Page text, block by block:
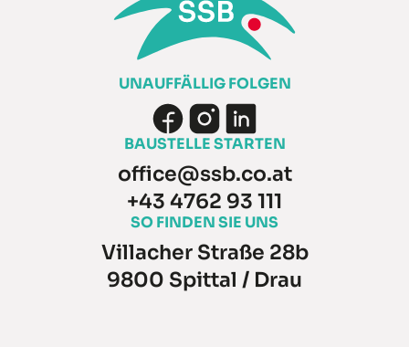
BAUSTELLE STARTEN
office@ssb.co.at
+43 4762 93 111
SO FINDEN SIE UNS
Villacher Straße 28b
9800 Spittal / Drau
UNAUFFÄLLIG FOLGEN